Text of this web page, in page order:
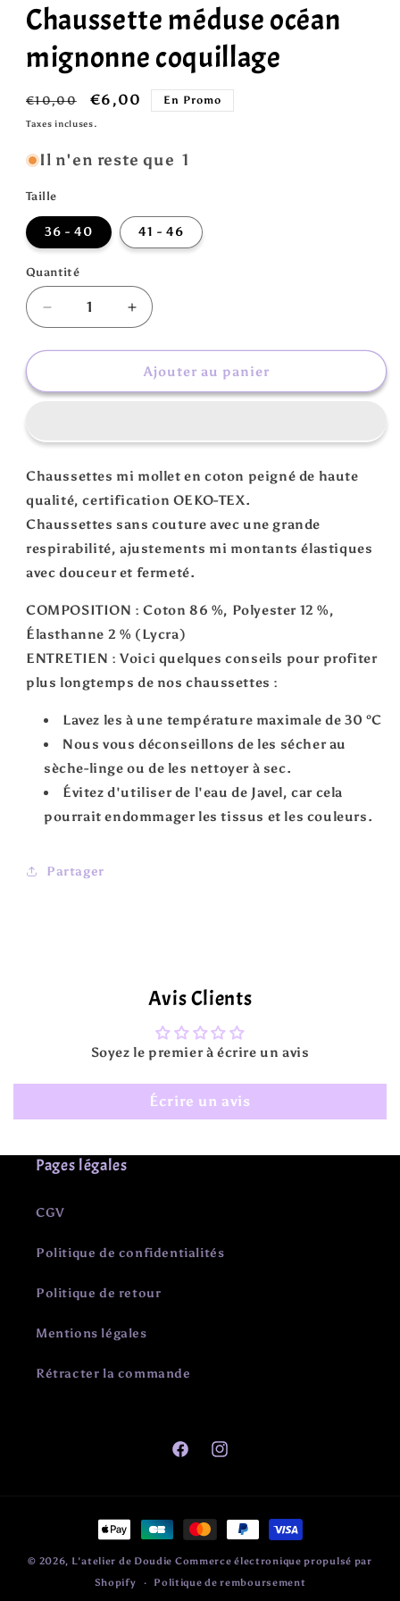
Chaussette méduse océan
mignonne coquillage
Prix
habituel
€10,00
Prix
promotionnel
€6,00 En Promo
Taxes incluses.
Il n'en reste que 1
Taille
36 - 40 41 - 46
Quantité
Réduire
la
quantité
Chaussette
mignonne
Augmenter
la
quantité
de
Chaussette
mignonne
Ajouter au panier
Chaussettes mi mollet en coton peigné de haute
qualité, certification OEKO-TEX.
Chaussettes sans couture avec une grande
respirabilité, ajustements mi montants élastiques
avec douceur et fermeté.
COMPOSITION : Coton 86 %, Polyester 12 %,
Élasthanne 2 % (Lycra)
ENTRETIEN : Voici quelques conseils pour profiter
plus longtemps de nos chaussettes :
Lavez les à une température maximale de 30 ºC
Nous vous déconseillons de les sécher au
sèche-linge ou de les nettoyer à sec.
Évitez d'utiliser de l'eau de Javel, car cela
pourrait endommager les tissus et les couleurs.
Partager
Avis Clients
Soyez le premier à écrire un avis
Écrire un avis
Pages légales
CGV
Politique de confidentialités
Politique de retour
Mentions légales
Rétracter la commande
FacebookInstagram
Moyens
de
paiement
© 2026, L'atelier de Doudie Commerce électronique propulsé par
Shopify
Politique de remboursement